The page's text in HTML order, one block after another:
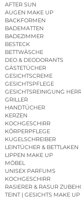
AFTER SUN
AUGEN MAKE UP
BACKFORMEN
BADEMATTEN
BADEZIMMER
BESTECK
BETTWÄSCHE
DEO & DEODORANTS
GÄSTETÜCHER
GESICHTSCREME
GESICHTSPFLEGE
GESICHTSREINIGUNG
GRILLER
HANDTÜCHER
KERZEN
KOCHGESCHIRR
KÖRPERPFLEGE
KUGELSCHREIBER
LEINTÜCHER & BETTLAKEN
LIPPEN MAKE UP
MÖBEL
UNISEX PARFUMS
KOCHGESCHIRR
RASIERER & RASUR
TEINT | GESICHTS MAKE UP